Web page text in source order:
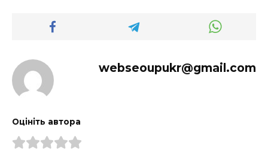
webseoupukr@gmail.com
Оцініть автора